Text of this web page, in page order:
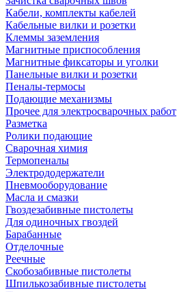
Кабели, комплекты кабелей
Кабельные вилки и розетки
Клеммы заземления
Магнитные приспособления
Магнитные фиксаторы и уголки
Панельные вилки и розетки
Пеналы-термосы
Подающие механизмы
Прочее для электросварочных работ
Разметка
Ролики подающие
Сварочная химия
Термопеналы
Электрододержатели
Пневмооборудование
Масла и смазки
Гвоздезабивные пистолеты
Для одиночных гвоздей
Барабанные
Отделочные
Реечные
Скобозабивные пистолеты
Шпилькозабивные пистолеты